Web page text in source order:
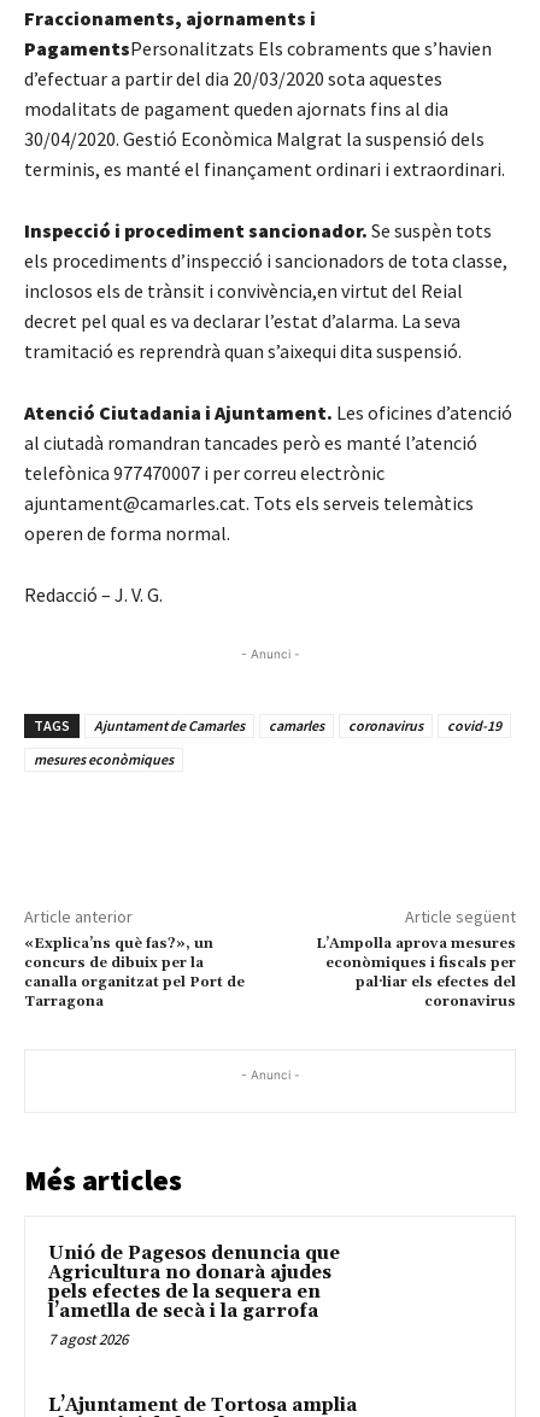
Fraccionaments, ajornaments i
PagamentsPersonalitzats Els cobraments que s’havien
d’efectuar a partir del dia 20/03/2020 sota aquestes
modalitats de pagament queden ajornats fins al dia
30/04/2020. Gestió Econòmica Malgrat la suspensió dels
terminis, es manté el finançament ordinari i extraordinari.
Inspecció i procediment sancionador. Se suspèn tots
els procediments d’inspecció i sancionadors de tota classe,
inclosos els de trànsit i convivència,en virtut del Reial
decret pel qual es va declarar l’estat d’alarma. La seva
tramitació es reprendrà quan s’aixequi dita suspensió.
Atenció Ciutadania i Ajuntament. Les oficines d’atenció
al ciutadà romandran tancades però es manté l’atenció
telefònica 977470007 i per correu electrònic
ajuntament@camarles.cat. Tots els serveis telemàtics
operen de forma normal.
Redacció – J. V. G.
- Anunci -
TAGS Ajuntament de Camarles camarles coronavirus
covid-19
mesures econòmiques
Article anterior
«Explica’ns què fas?», un
concurs de dibuix per la
canalla organitzat pel Port de
Tarragona
Article següent
L’Ampolla aprova mesures
econòmiques i fiscals per
pal·liar els efectes del
coronavirus
- Anunci -
Més articles
Unió de Pagesos denuncia que
Agricultura no donarà ajudes
pels efectes de la sequera en
l’ametlla de secà i la garrofa
7 agost 2026
L’Ajuntament de Tortosa amplia